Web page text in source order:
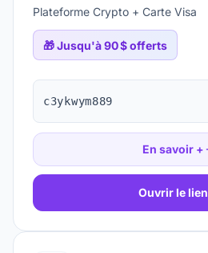
Plateforme Crypto + Carte Visa
🎁Jusqu'à 90 $ offerts
c3ykwym889
En savoir +
Ouvrir le lien